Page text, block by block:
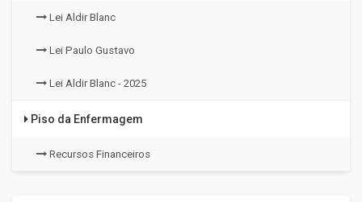
Lei Aldir Blanc
Lei Paulo Gustavo
Lei Aldir Blanc - 2025
Piso da Enfermagem
Recursos Financeiros